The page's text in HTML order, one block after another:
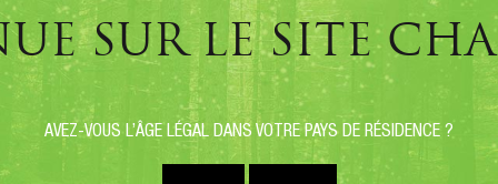
SUR LE SITE
AVEZ-VOUS L’ÂGE LÉGAL DANS VOTRE PAYS DE RÉSIDENCE ?
"atelier
À VOIRON